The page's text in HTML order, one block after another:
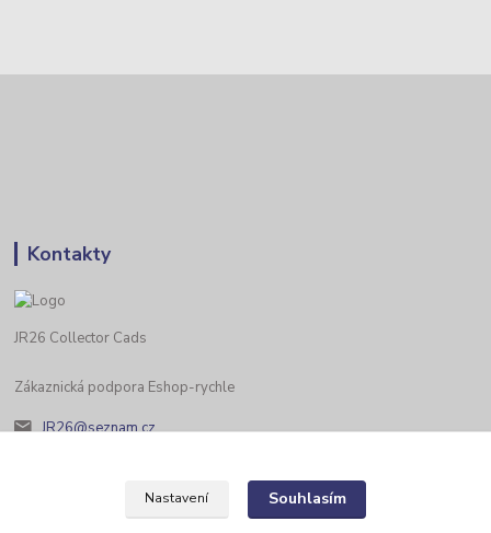
Kontakty
JR26 Collector Cads
Zákaznická podpora Eshop-rychle
JR26@seznam.cz
Nastavení Souhlasím